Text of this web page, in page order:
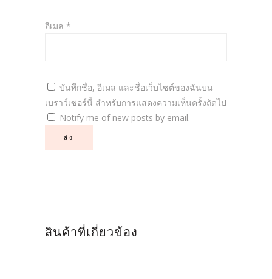
อีเมล *
บันทึกชื่อ, อีเมล และชื่อเว็บไซต์ของฉันบน
เบราว์เซอร์นี้ สำหรับการแสดงความเห็นครั้งถัดไป
Notify me of new posts by email.
สินค้าที่เกี่ยวข้อง